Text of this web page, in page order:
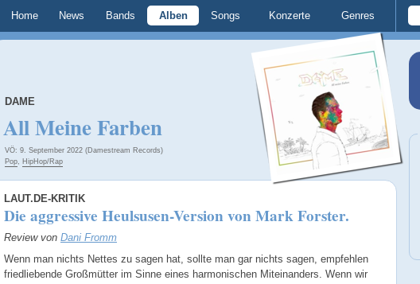
Home News Bands Alben Songs Konzerte Genres
DAME
All Meine Farben
VÖ: 9. September 2022 (Damestream Records)
Pop, HipHop/Rap
LAUT.DE-KRITIK
Die aggressive Heulsusen-Version von Mark Forster.
Review von Dani Fromm
Wenn man nichts Nettes zu sagen hat, sollte man gar nichts sagen, empfehlen
friedliebende Großmütter im Sinne eines harmonischen Miteinanders. Wenn wir